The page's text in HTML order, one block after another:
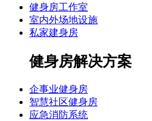
健身房工作室
室内外场地设施
私家建身房
健身房解决方案
企事业健身房
智慧社区健身房
应急消防系统